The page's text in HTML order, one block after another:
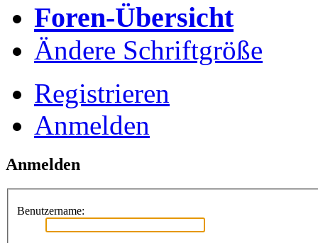
Foren-Übersicht
Ändere Schriftgröße
Registrieren
Anmelden
Anmelden
Benutzername: